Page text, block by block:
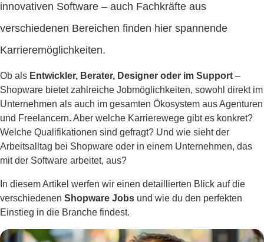
innovativen Software – auch Fachkräfte aus
verschiedenen Bereichen finden hier spannende
Karrieremöglichkeiten.
Ob als Entwickler, Berater, Designer oder im Support –
Shopware bietet zahlreiche Jobmöglichkeiten, sowohl direkt im
Unternehmen als auch im gesamten Ökosystem aus Agenturen
und Freelancern. Aber welche Karrierewege gibt es konkret?
Welche Qualifikationen sind gefragt? Und wie sieht der
Arbeitsalltag bei Shopware oder in einem Unternehmen, das
mit der Software arbeitet, aus?
In diesem Artikel werfen wir einen detaillierten Blick auf die
verschiedenen Shopware Jobs und wie du den perfekten
Einstieg in die Branche findest.